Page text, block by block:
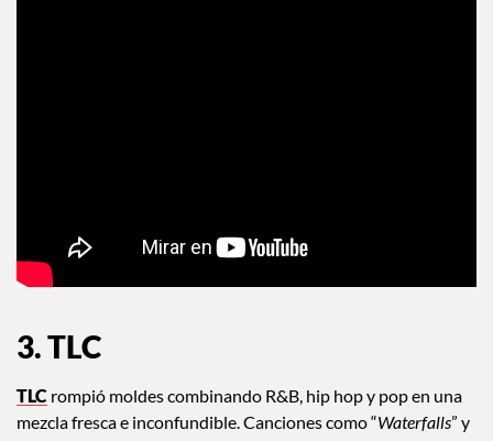
3. TLC
TLC rompió moldes combinando R&B, hip hop y pop en una
mezcla fresca e inconfundible. Canciones como “Waterfalls” y